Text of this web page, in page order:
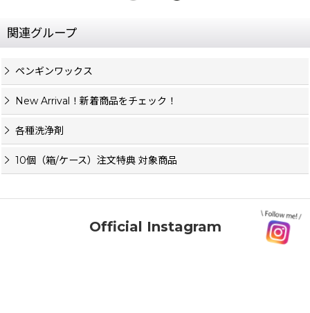
関連グループ
ペンギンワックス
New Arrival！新着商品をチェック！
各種洗浄剤
10個（箱/ケース）注文特典 対象商品
Official Instagram